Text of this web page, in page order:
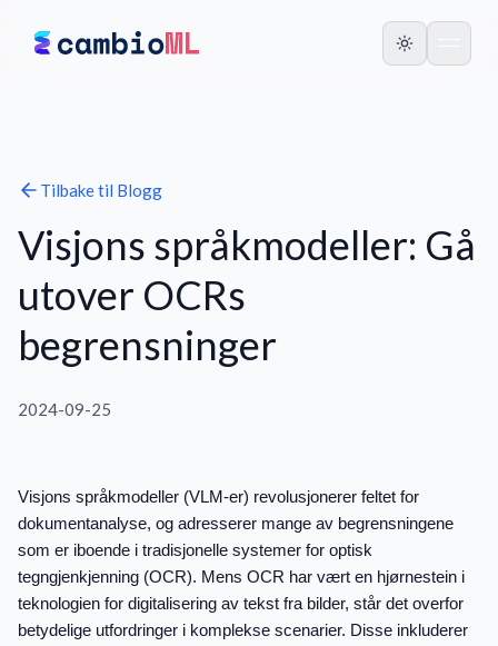
Tilbake til Blogg
Visjons språkmodeller: Gå
utover OCRs
begrensninger
2024-09-25
Visjons språkmodeller (VLM-er) revolusjonerer feltet for
dokumentanalyse, og adresserer mange av begrensningene
som er iboende i tradisjonelle systemer for optisk
tegngjenkjenning (OCR). Mens OCR har vært en hjørnestein i
teknologien for digitalisering av tekst fra bilder, står det overfor
betydelige utfordringer i komplekse scenarier. Disse inkluderer